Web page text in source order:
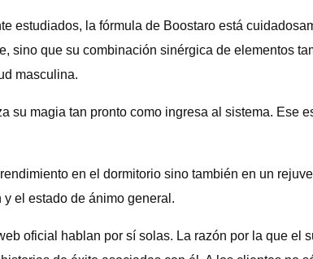
estudiados, la fórmula de Boostaro está
sino que su combinación sinérgica de elementos
masculina.
su magia tan pronto como ingresa al sistema.
en el dormitorio sino también en un
el estado de ánimo general.
oficial hablan por sí solas. La razón por la que